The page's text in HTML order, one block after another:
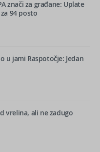
znači za građane: Uplate
94 posto
u jami Raspotočje: Jedan
vrelina, ali ne zadugo